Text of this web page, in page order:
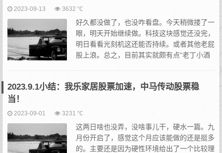
2023-09-13 3632 ℃
好久都没做了，也没咋看盘。今天稍微搂了一
眼，明天开始继续做。科技这块感觉还没完，
明日看看光刻机这还能否持续。或者其他老屁
股上浪。总之，目前其实就颇有点“老丁小酒
需...
2023.9.1小结：我乐家居股票加速，中马传动股票稳
当！
2023-09-01 3231 ℃
这两日啥也没弄，没啥事儿干，硬水一篇。九
月份开启了，感觉这个月应该能做的还是挺多
的。主要还是因为硬性环境给出了一个比较理